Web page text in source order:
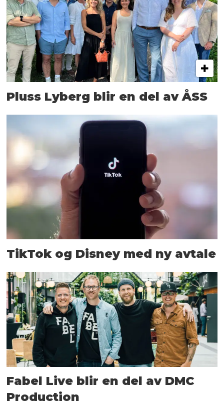
Pluss Lyberg blir en del av ÅSS
TikTok og Disney med ny avtale
Fabel Live blir en del av DMC
Production